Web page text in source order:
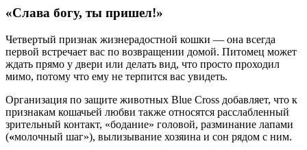
«Слава богу, ты пришел!»
Четвертый признак жизнерадостной кошки — она всегда
первой встречает вас по возвращении домой. Питомец может
ждать прямо у двери или делать вид, что просто проходил
мимо, потому что ему не терпится вас увидеть.
Организация по защите животных Blue Cross добавляет, что к
признакам кошачьей любви также относятся расслабленный
зрительный контакт, «бодание» головой, разминание лапами
(«молочный шаг»), вылизывание хозяина и сон рядом с ним.